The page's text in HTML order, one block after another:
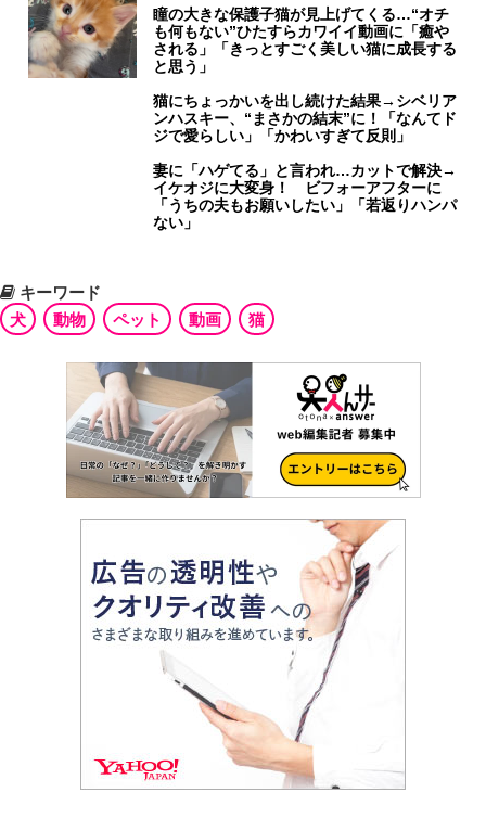
瞳の大きな保護子猫が見上げてくる…“オチ
も何もない”ひたすらカワイイ動画に「癒や
される」「きっとすごく美しい猫に成長する
と思う」
猫にちょっかいを出し続けた結果→シベリア
ンハスキー、“まさかの結末”に！「なんてド
ジで愛らしい」「かわいすぎて反則」
妻に「ハゲてる」と言われ…カットで解決→
イケオジに大変身！ ビフォーアフターに
「うちの夫もお願いしたい」「若返りハンパ
ない」
キーワード
犬
動物 ペット 動画 猫